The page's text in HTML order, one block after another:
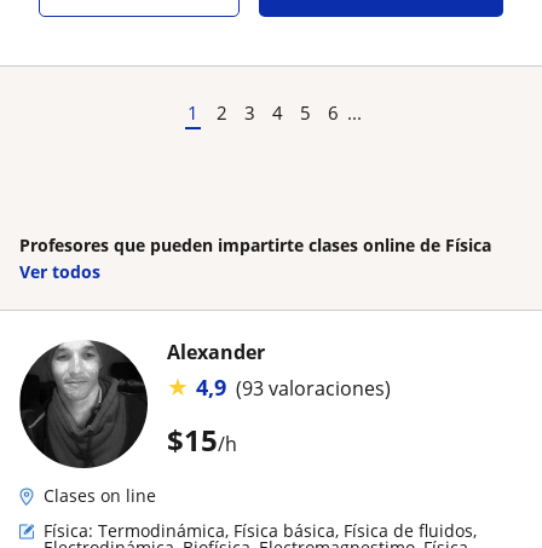
1 2 3 4 5 6 ...
Profesores que pueden impartirte clases online de Física
Ver todos
$15/h
Alexander
★ 4,9 (93 valoraciones)
Clases on line
Física: Termodinámica, Física básica, Física de fluidos,